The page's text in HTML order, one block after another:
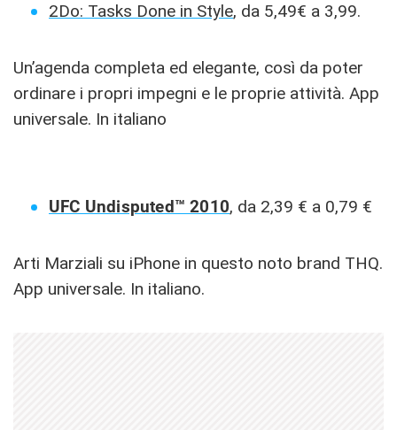
2Do: Tasks Done in Style, da 5,49€ a 3,99.
Un’agenda completa ed elegante, così da poter
ordinare i propri impegni e le proprie attività. App
universale. In italiano
UFC Undisputed™ 2010, da 2,39 € a 0,79 €
Arti Marziali su iPhone in questo noto brand THQ.
App universale. In italiano.